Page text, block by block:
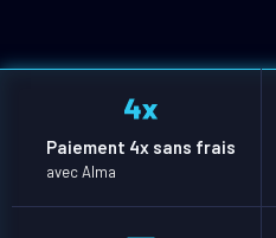
Paiement 4x sans frais
avec Alma